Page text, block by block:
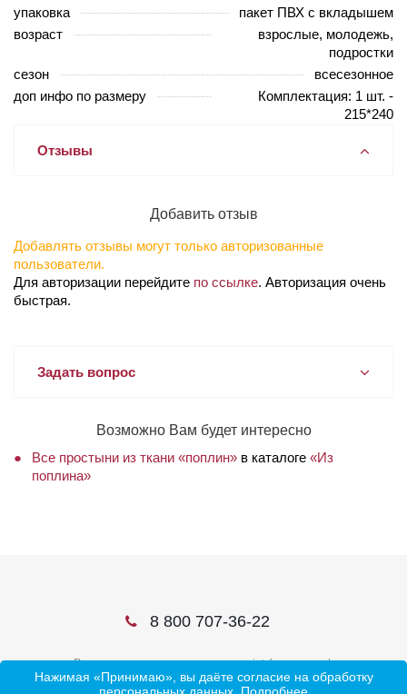
упаковка
пакет ПВХ с вкладышем
возраст
взрослые, молодежь,
подростки
сезон
всесезонное
доп инфо по размеру
Комплектация: 1 шт. -
215*240
Отзывы
Добавить отзыв
Добавлять отзывы могут только авторизованные
пользователи.
Для авторизации перейдите по ссылке. Авторизация очень
быстрая.
Задать вопрос
Возможно Вам будет интересно
Все простыни из ткани «поплин» в каталоге «Из
поплина»
8 800 707-36-22
В соцсетях ищите нас по слову ivtrf или ивтрф
Нажимая «Принимаю», вы даёте согласие на обработку